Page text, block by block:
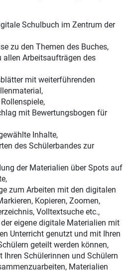
Schulbuch im Zentrum der
zu den Themen des Buches,
allen Arbeitsaufträgen des
mit weiterführenden
mit Bewertungsbogen für
Inhalte,
des Schülerbandes zur
der Materialien über Spots auf
zum Arbeiten mit den digitalen
Kopieren, Zoomen,
Volltextsuche etc.,
eigene digitale Materialien mit
Unterricht genutzt und mit Ihren
geteilt werden können,
Ihren Schülerinnen und Schülern
Materialien